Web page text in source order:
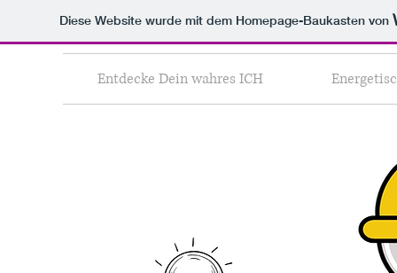
Diese Website wurde mit dem Homepage-Baukasten von
Entdecke Dein wahres ICH